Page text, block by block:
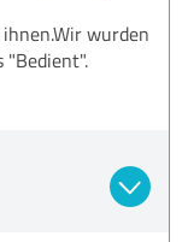
wurden
"Bedient".